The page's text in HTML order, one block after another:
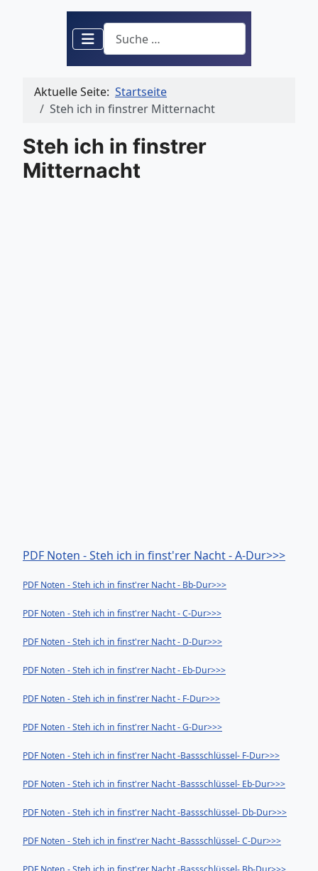
Suchen
Aktuelle Seite: Startseite
Steh ich in finstrer Mitternacht
Steh ich in finstrer
Mitternacht
PDF Noten - Steh ich in finst'rer Nacht - A-Dur>>>
PDF Noten - Steh ich in finst'rer Nacht - Bb-Dur>>>
PDF Noten - Steh ich in finst'rer Nacht - C-Dur>>>
PDF Noten - Steh ich in finst'rer Nacht - D-Dur>>>
PDF Noten - Steh ich in finst'rer Nacht - Eb-Dur>>>
PDF Noten - Steh ich in finst'rer Nacht - F-Dur>>>
PDF Noten - Steh ich in finst'rer Nacht - G-Dur>>>
PDF Noten - Steh ich in finst'rer Nacht -Bassschlüssel- F-Dur>>>
PDF Noten - Steh ich in finst'rer Nacht -Bassschlüssel- Eb-Dur>>>
PDF Noten - Steh ich in finst'rer Nacht -Bassschlüssel- Db-Dur>>>
PDF Noten - Steh ich in finst'rer Nacht -Bassschlüssel- C-Dur>>>